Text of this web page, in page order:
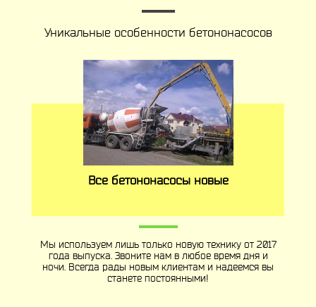
Уникальные особенности бетононасосов
Все бетононасосы новые
Мы используем лишь только новую технику от 2017
года выпуска. Звоните нам в любое время дня и
ночи. Всегда рады новым клиентам и надеемся вы
станете постоянными!